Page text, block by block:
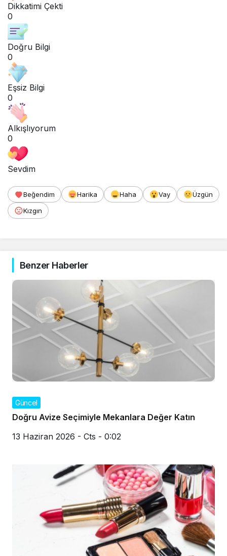
Dikkatimi Çekti
0
Doğru Bilgi
0
Eşsiz Bilgi
0
Alkışlıyorum
0
Sevdim
Beğendim Harika Haha Vay
Üzgün
Kızgın
Benzer Haberler
Güncel
Doğru Avize Seçimiyle Mekanlara Değer Katın
13 Haziran 2026 - Cts - 0:02